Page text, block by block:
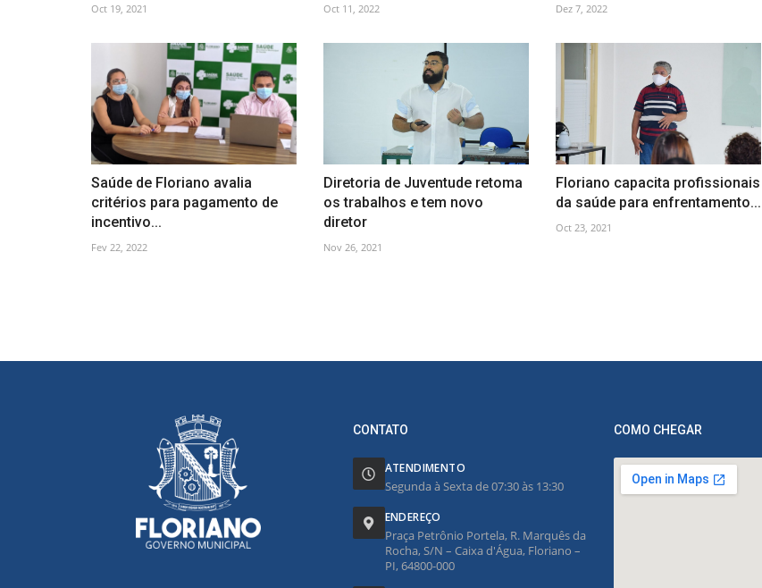
Oct 19, 2021 Oct 11, 2022 Dez 7, 2022
Saúde de Floriano avalia
critérios para pagamento de
incentivo...
Fev 22, 2022
Diretoria de Juventude retoma
os trabalhos e tem novo
diretor
Nov 26, 2021
Floriano capacita profissionais
da saúde para enfrentamento...
Oct 23, 2021
CONTATO
ATENDIMENTO
Segunda à Sexta de 07:30 às 13:30
ENDEREÇO
Praça Petrônio Portela, R. Marquês da
Rocha, S/N – Caixa d'Água, Floriano –
PI, 64800-000
COMO CHEGAR